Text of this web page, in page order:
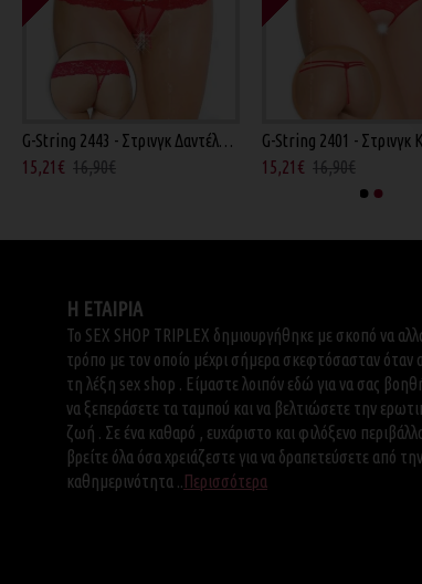
G-String 2443 - Στρινγκ Δαντέλα Κόκκινο
15,21€ 16,90€
G-String 2401 - Στρινγκ
15,21€ 16,90€
20,61€ 22,90€
9,69€ 14,90€
Η ΕΤΑΙΡΙΑ
Το SEX SHOP TRIPLEX δημιουργήθηκε με σκοπό να
τρόπο με τον οποίο μέχρι σήμερα σκεφτόσασταν όταν
τη λέξη sex shop . Είμαστε λοιπόν εδώ για να σας
να ξεπεράσετε τα ταμπού και να βελτιώσετε την
ζωή . Σε ένα καθαρό , ευχάριστο και φιλόξενο
βρείτε όλα όσα χρειάζεστε για να δραπετεύσετε από την
καθημερινότητα .. Περισσότερα